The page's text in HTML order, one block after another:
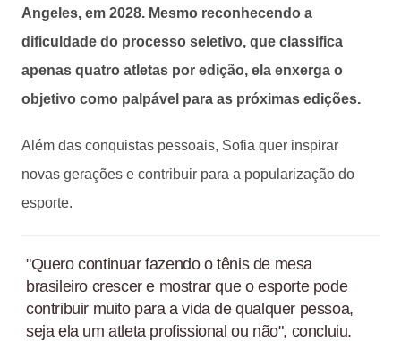
Angeles, em 2028. Mesmo reconhecendo a
dificuldade do processo seletivo, que classifica
apenas quatro atletas por edição, ela enxerga o
objetivo como palpável para as próximas edições.
Além das conquistas pessoais, Sofia quer inspirar
novas gerações e contribuir para a popularização do
esporte.
"Quero continuar fazendo o tênis de mesa
brasileiro crescer e mostrar que o esporte pode
contribuir muito para a vida de qualquer pessoa,
seja ela um atleta profissional ou não", concluiu.